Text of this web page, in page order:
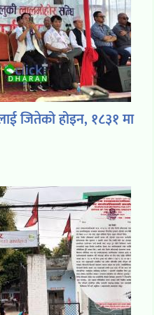
जितेको होइन, १८३१ मा